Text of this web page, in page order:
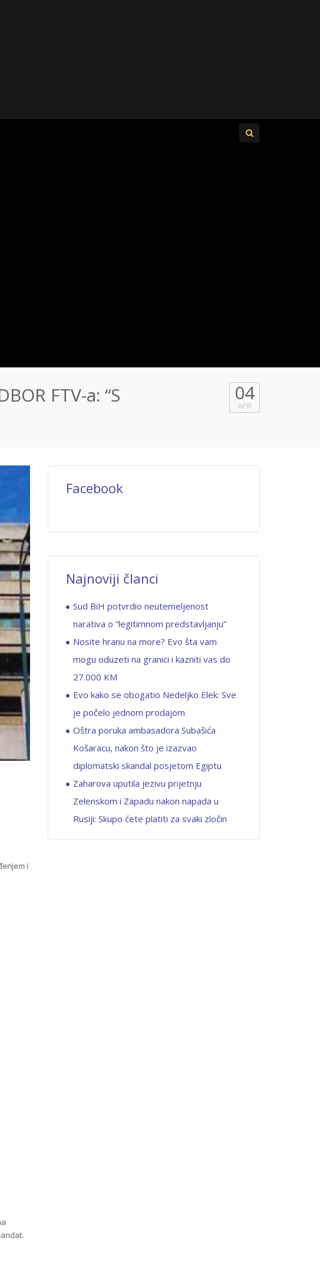
FTV-a: “S
04
APR
i
Facebook
Najnoviji članci
Sud BiH potvrdio neutemeljenost
narativa o “legitimnom predstavljanju”
Nosite hranu na more? Evo šta vam
mogu oduzeti na granici i kazniti vas do
27.000 KM
Evo kako se obogatio Nedeljko Elek: Sve
je počelo jednom prodajom
Oštra poruka ambasadora Subašića
Košaracu, nakon što je izazvao
diplomatski skandal posjetom Egiptu
Zaharova uputila jezivu prijetnju
Zelenskom i Zapadu nakon napada u
Rusiji: Skupo ćete platiti za svaki zločin